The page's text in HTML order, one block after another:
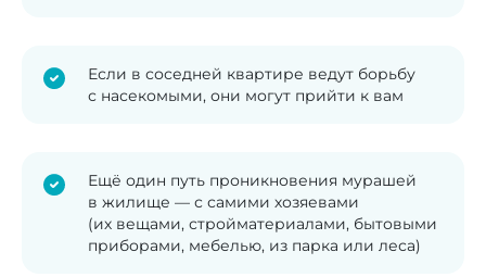
Если в соседней квартире ведут борьбу
с насекомыми, они могут прийти к вам
Ещё один путь проникновения мурашей
в жилище — с самими хозяевами
(их вещами, стройматериалами, бытовыми
приборами, мебелью, из парка или леса)